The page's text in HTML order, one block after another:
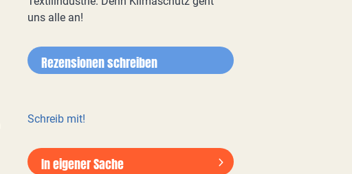
uns alle an!
Rezensionen schreiben
Schreib mit!
In eigener Sache